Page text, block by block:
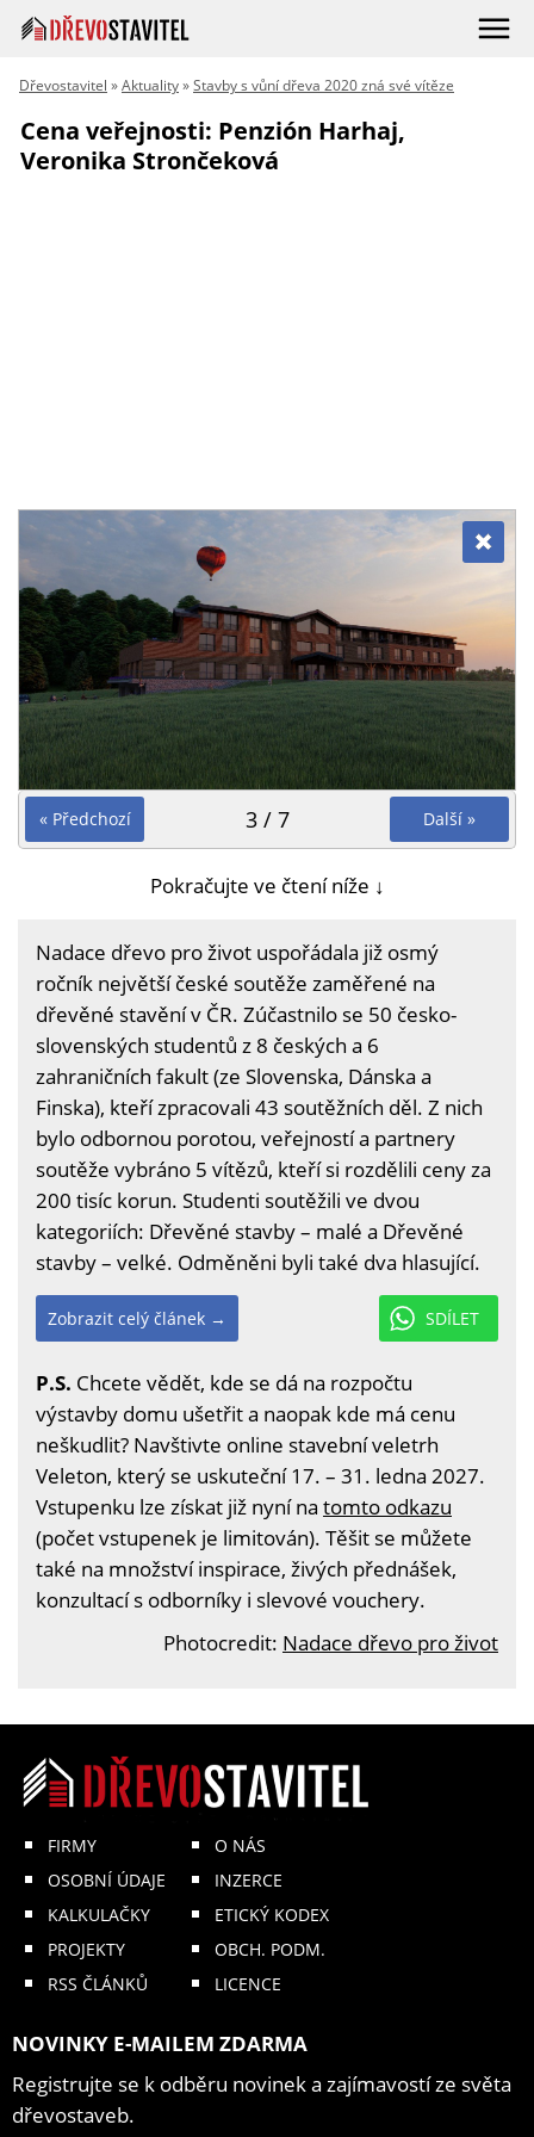
Dřevostavitel »Aktuality»Stavby s vůní dřeva 2020 zná své vítěze
Cena veřejnosti: Penzión Harhaj,
Veronika Strončeková
« Předchozí Další »
3 / 7
Pokračujte ve čtení níže ↓
Nadace dřevo pro život uspořádala již osmý
ročník největší české soutěže zaměřené na
dřevěné stavění v ČR. Zúčastnilo se 50 česko-
slovenských studentů z 8 českých a 6
zahraničních fakult (ze Slovenska, Dánska a
Finska), kteří zpracovali 43 soutěžních děl. Z nich
bylo odbornou porotou, veřejností a partnery
soutěže vybráno 5 vítězů, kteří si rozdělili ceny za
200 tisíc korun. Studenti soutěžili ve dvou
kategoriích: Dřevěné stavby – malé a Dřevěné
stavby – velké. Odměněni byli také dva hlasující.
SDÍLET
Zobrazit celý článek →
P.S. Chcete vědět, kde se dá na rozpočtu
výstavby domu ušetřit a naopak kde má cenu
neškudlit? Navštivte online stavební veletrh
Veleton, který se uskuteční 17. – 31. ledna 2027.
Vstupenku lze získat již nyní na tomto odkazu
(počet vstupenek je limitován). Těšit se můžete
také na množství inspirace, živých přednášek,
konzultací s odborníky i slevové vouchery.
Photocredit: Nadace dřevo pro život
FIRMY
OSOBNÍ ÚDAJE
KALKULAČKY
PROJEKTY
RSS ČLÁNKŮ
O NÁS
INZERCE
ETICKÝ KODEX
OBCH. PODM.
LICENCE
NOVINKY E-MAILEM ZDARMA
Registrujte se k odběru novinek a zajímavostí ze světa
dřevostaveb.